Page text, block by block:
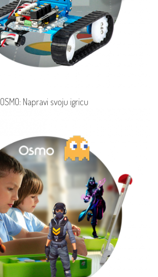
OSMO: Napravi svoju igricu